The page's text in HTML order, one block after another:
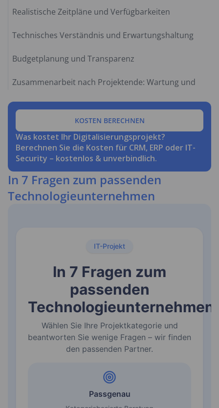
Realistische Zeitpläne und Verfügbarkeiten
Technisches Verständnis und Erwartungshaltung
Budgetplanung und Transparenz
Zusammenarbeit nach Projektende: Wartung und
Fazit: Erfolgreiche Zusammenarbeit als Win-win-
Situation
Was kostet Ihr Digitalisierungsprojekt?
Berechnen Sie die Kosten für CRM, ERP oder IT-
Security – kostenlos & unverbindlich.
KOSTEN BERECHNEN
In 7 Fragen zum passenden
Technologieunternehmen